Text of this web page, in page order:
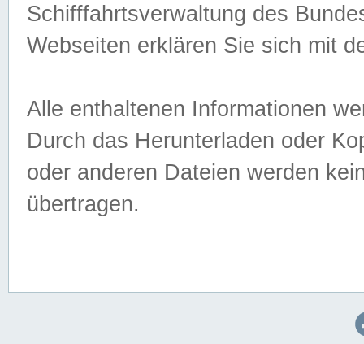
Schifffahrtsverwaltung des
Webseiten erklären Sie sich mit
Alle enthaltenen Informationen
Durch das Herunterladen oder
oder anderen Dateien werden
übertragen.